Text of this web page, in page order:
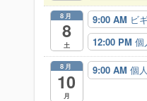
8月
8
土
9:00 AM ビ
12:00 PM 個
8月
10
月
9:00 AM 個